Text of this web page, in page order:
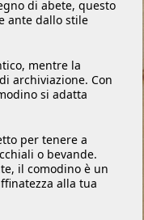
di abete, questo
ante dallo stile
mentre la
archiviazione. Con
si adatta
per tenere a
o bevande.
il comodino è un
alla tua